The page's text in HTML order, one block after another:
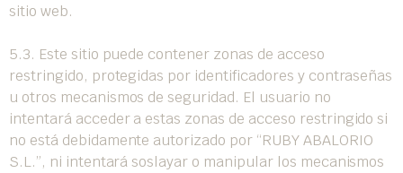
sitio web.
5.3. Este sitio puede contener zonas de acceso
restringido, protegidas por identificadores y contraseñas
u otros mecanismos de seguridad. El usuario no
intentará acceder a estas zonas de acceso restringido si
no está debidamente autorizado por “RUBY ABALORIO
S.L.”, ni intentará soslayar o manipular los mecanismos